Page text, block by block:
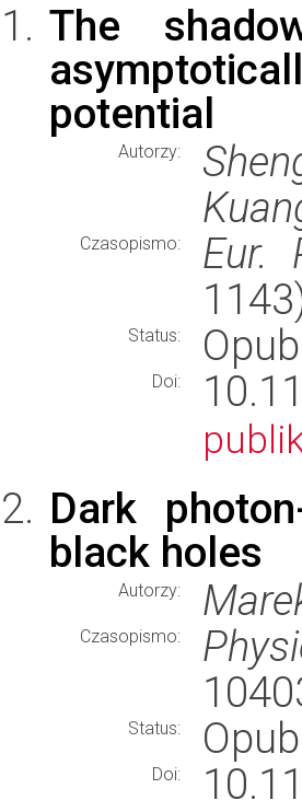
The
potential
Autorzy:
Czasopismo:
Eur.
Status:
Doi:
Dark
black holes
Autorzy:
Czasopismo:
Status:
Doi: